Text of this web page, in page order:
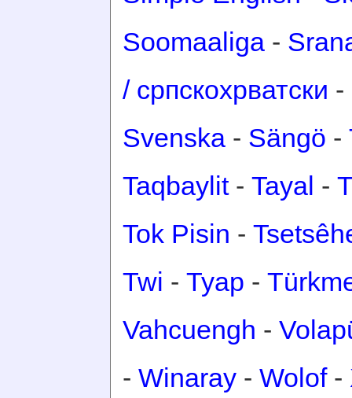
Soomaaliga -
/ српскохрватски -
Svenska - Sängö -
Taqbaylit- Tayal -
Tok Pisin -
Twi - Tyap -
Vahcuengh -
- Winaray - Wolof-